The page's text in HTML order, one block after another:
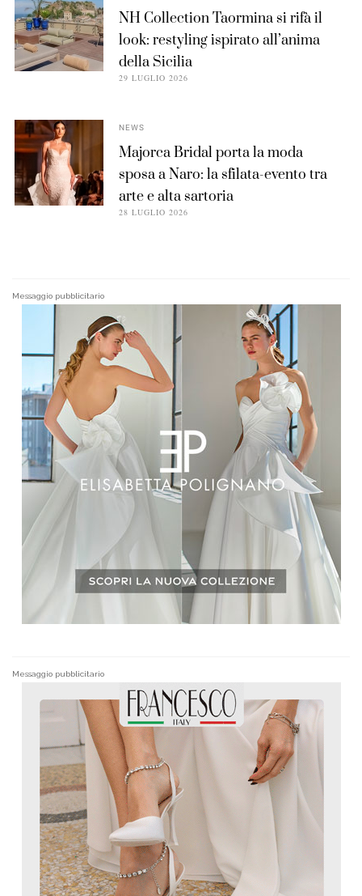
NH Collection Taormina si rifà il
look: restyling ispirato all’anima
della Sicilia
29 LUGLIO 2026
NEWS
Majorca Bridal porta la moda
sposa a Naro: la sfilata-evento tra
arte e alta sartoria
28 LUGLIO 2026
Messaggio pubblicitario
Messaggio pubblicitario